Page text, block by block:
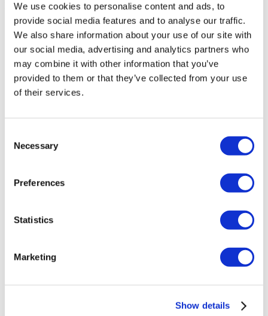
We use cookies to personalise content and ads, to
provide social media features and to analyse our traffic.
We also share information about your use of our site with
our social media, advertising and analytics partners who
may combine it with other information that you’ve
provided to them or that they’ve collected from your use
of their services.
Selection
Necessary
Preferences
Statistics
Marketing
Show details
Flymedi
TÜRSAB – Операции на flymedi.com осуществляются
компанией MIRAC SARA TOURISM, туристическим
агентством группы A, зарегистрированным в TÜRSAB
(Сертификат № 12276).
Все процедуры проводятся в сертифицированном
медицинском учреждении, специализирующемся на
медицинском туризме.
Pre-Op Guide
Plany Platezhey
Карьера
Политика Конфиденциальности
Свяжитесь с нами
Добавьте свою клинику